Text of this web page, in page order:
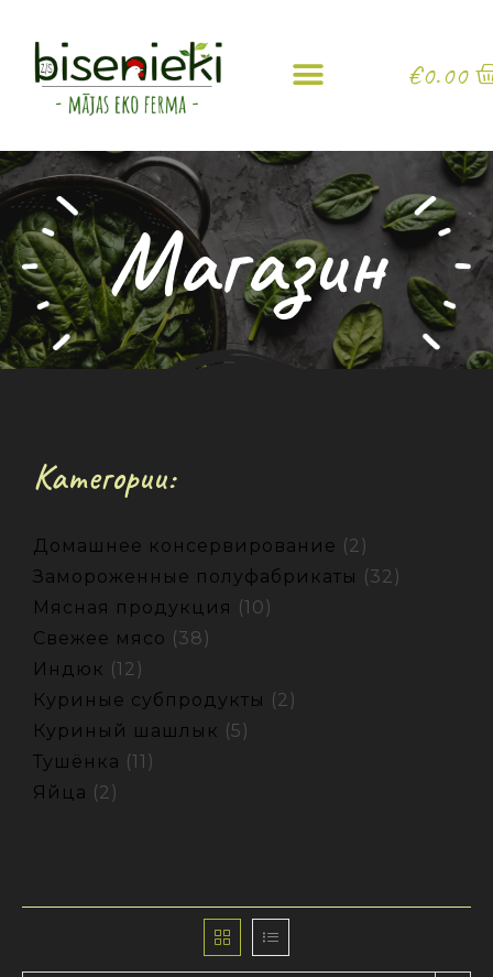
€0.00
Магазин
Категории:
Домашнее консервирование
2
Замороженные полуфабрикаты
32
Мясная продукция
10
Свежее мясо
38
Индюк
12
Куриные субпродукты
2
Куриный шашлык
5
Тушёнка
11
Яйца
2